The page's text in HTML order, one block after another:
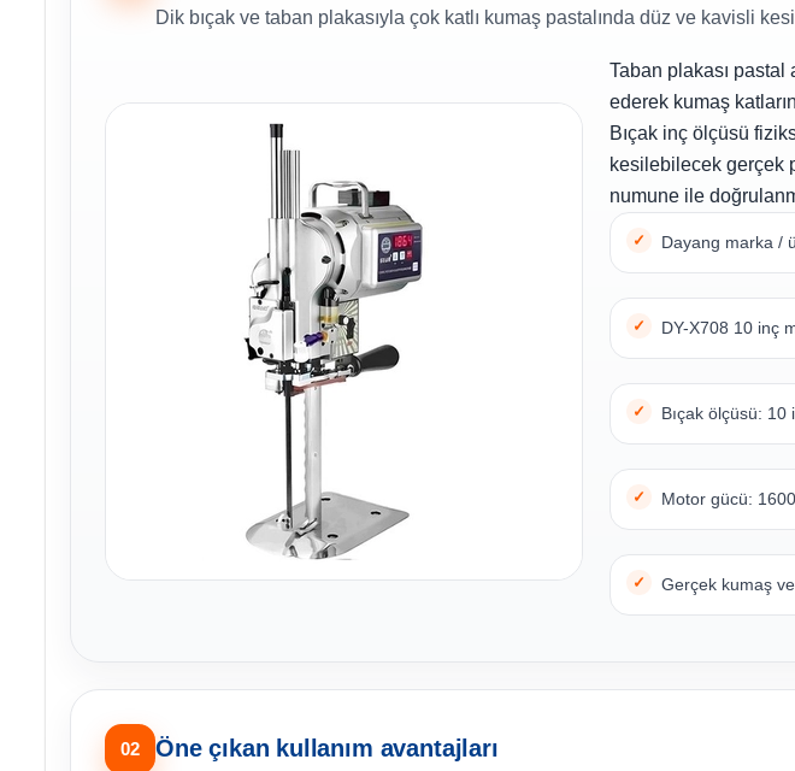
Dik bıçak ve taban plakasıyla çok katlı kumaş pastalında düz ve kavisli
Taban plakası pastal
ederek kumaş
Bıçak inç ölçüsü
kesilebilecek gerçek
numune ile
Dayang marka /
DY-X708 10 inç
Bıçak ölçüsü: 10
Motor gücü:
Gerçek kumaş ve
02 Öne çıkan kullanım avantajları